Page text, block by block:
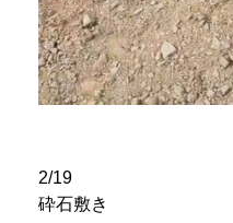
2/19
砕石敷き